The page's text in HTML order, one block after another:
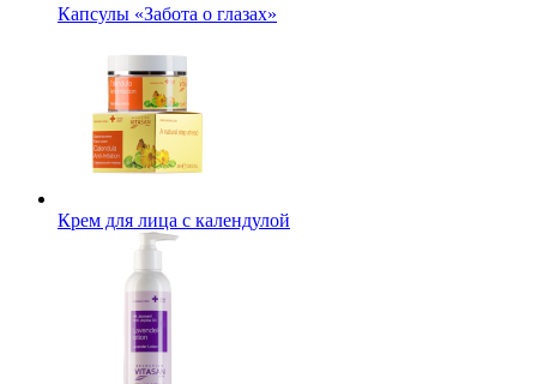
Капсулы «Забота о глазах»
Крем для лица с календулой